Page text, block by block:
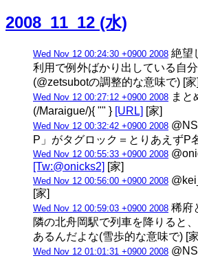
2008_11_12 (水)
Wed Nov 12 00:24:30 +0900 2008 絶望
利用で例外ばかり出している自分
(@zetsubotの調整的な意味で) [家]
Wed Nov 12 00:27:12 +0900 2008 まと
(/Maraigue/){ "" } [URL] [家]
Wed Nov 12 00:32:42 +0900 2008
P」がタグロック＝とりあえずP
Wed Nov 12 00:55:33 +0900 2008
[Tw:@onicks2] [家]
Wed Nov 12 00:56:00 +0900 2008
[家]
Wed Nov 12 00:59:03 +0900 2008 稀府
隣の北舟岡駅で列車を降りると
あるんだよな(雪歩的な意味で) [
Wed Nov 12 01:01:31 +0900 2008